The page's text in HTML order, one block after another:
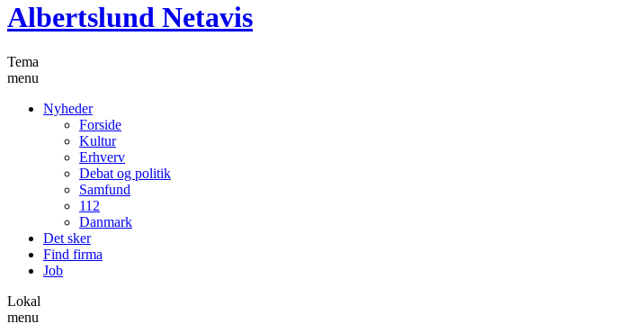
Albertslund Netavis
Tema
menu
Nyheder
Forside
Kultur
Erhverv
Debat og politik
Samfund
112
Danmark
Det sker
Find firma
Job
Lokal
menu